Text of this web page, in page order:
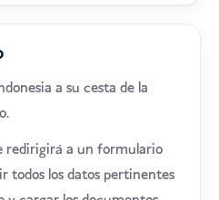
a su cesta de la
redirigirá a un formulario
todos los datos pertinentes